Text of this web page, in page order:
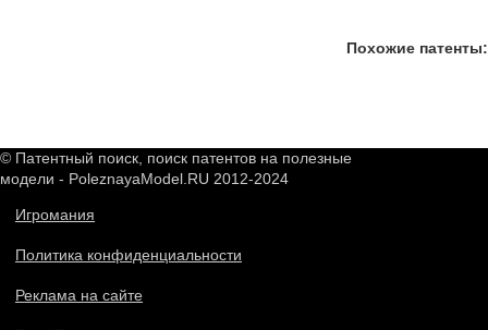
Похожие патенты:
© Патентный поиск, поиск патентов на полезные
модели - PoleznayaModel.RU 2012-2024
Игромания
Политика конфиденциальности
Реклама на сайте